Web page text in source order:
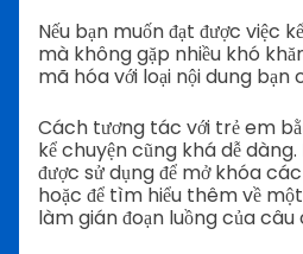
Nếu bạn muốn đạt được việc
mà không gặp nhiều khó
mã hóa với loại nội dung bạn
Cách tương tác với trẻ em
kể chuyện cũng khá dễ
được sử dụng để mở khóa
hoặc để tìm hiểu thêm về
làm gián đoạn luồng của câu